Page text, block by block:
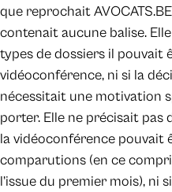
que reprochait
contenait aucune balise.
types de dossiers il pouvait
vidéoconférence, ni si la
nécessitait une motivation
porter. Elle ne précisait pas
la vidéoconférence pouvait
comparutions (en ce
l’issue du premier mois), ni